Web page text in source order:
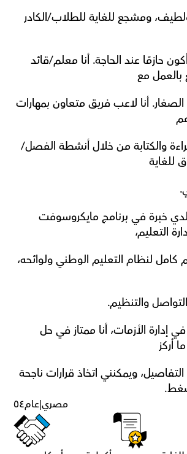
مع
والكتابة من خلال أنشطة الفصل/
للغاية
التعليم،
والتنظيم.
أركز
٥٤عام|مصري